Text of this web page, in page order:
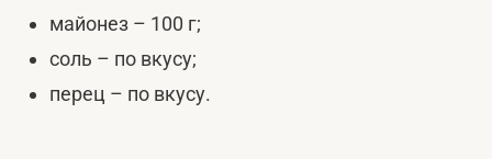
майонез – 100 г;
соль – по вкусу;
перец – по вкусу.